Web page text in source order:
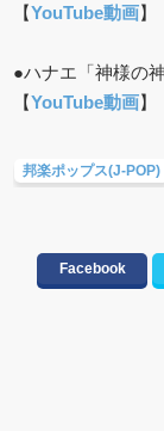
【YouTube動画】
●ハナエ「神様の神
【YouTube動画】
邦楽ポップス(J-POP)
DOLL☆ELEMENTS
Facebook